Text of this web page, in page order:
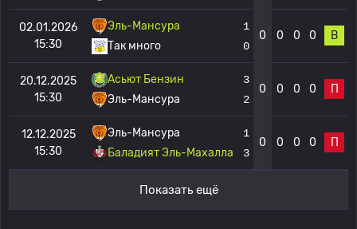
02.01.2026
15:30
Эль-Мансура
Так много
1
0
0 0 0 0 В
20.12.2025
15:30
Асьют Бензин
Эль-Мансура
3
2
0 0 0 0 П
12.12.2025
15:30
Эль-Мансура
Баладият Эль-Махалла
1
3
0 0 0 0 П
Показать ещё